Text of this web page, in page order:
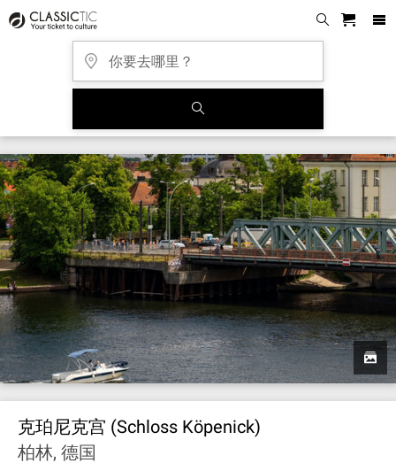
克珀尼克宫 (Schloss Köpenick)
柏林, 德国